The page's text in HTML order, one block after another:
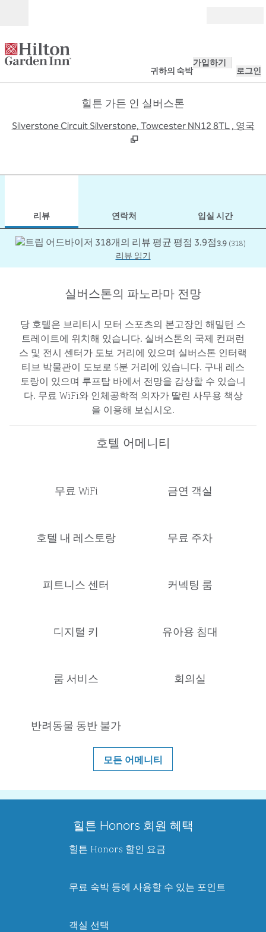
귀하의 숙박
가입하기
로그인
힐튼 가든 인 실버스톤
Silverstone Circuit Silverstone, Towcester NN12 8TL , 영국
리뷰 연락처 입실 시간
3.9(318)
리뷰 읽기
실버스톤의 파노라마 전망
당 호텔은 브리티시 모터 스포츠의 본고장인 해밀턴 스
트레이트에 위치해 있습니다. 실버스톤의 국제 컨퍼런
스 및 전시 센터가 도보 거리에 있으며 실버스톤 인터랙
티브 박물관이 도보로 5분 거리에 있습니다. 구내 레스
토랑이 있으며 루프탑 바에서 전망을 감상할 수 있습니
다. 무료 WiFi와 인체공학적 의자가 딸린 사무용 책상
을 이용해 보십시오.
호텔 어메니티
무료 WiFi 금연 객실
호텔 내 레스토랑 무료 주차
피트니스 센터 커넥팅 룸
디지털 키 유아용 침대
룸 서비스 회의실
반려동물 동반 불가
모든 어메니티
힐튼 Honors 회원 혜택
힐튼 Honors 할인 요금
무료 숙박 등에 사용할 수 있는 포인트
객실 선택